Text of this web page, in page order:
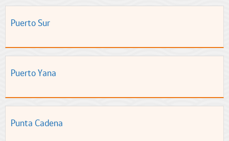
Puerto Sur
Puerto Yana
Punta Cadena